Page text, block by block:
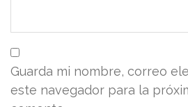
Guarda mi nombre, correo
este navegador para la